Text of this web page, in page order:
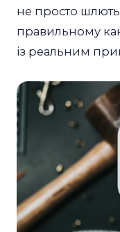
не просто шлють
правильному
із реальним